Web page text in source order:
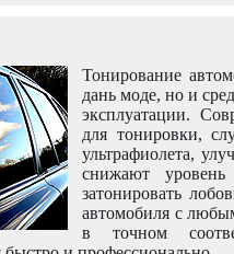
Тонирование
дань моде, но и
эксплуатации.
для тонировки,
ультрафиолета,
снижают
затонировать
автомобиля с
в точном